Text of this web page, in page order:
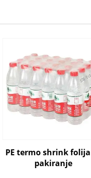
PE termo shrink
pakiranje